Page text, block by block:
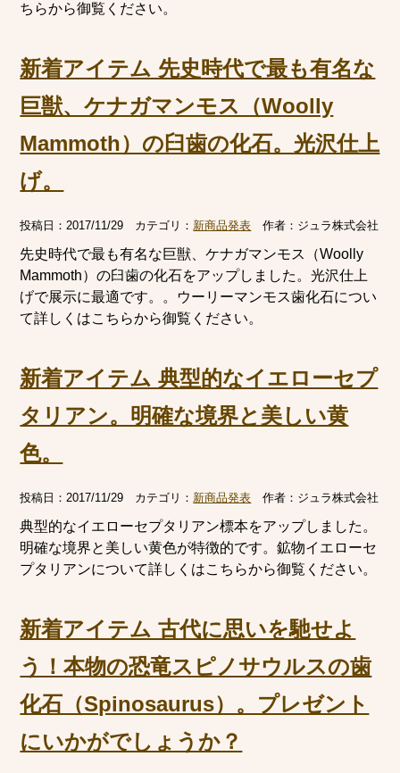
ちらから御覧ください。
新着アイテム 先史時代で最も有名な
巨獣、ケナガマンモス（Woolly
Mammoth）の臼歯の化石。光沢仕上
げ。
投稿日：2017/11/29 カテゴリ： 新商品発表 作者： ジュラ株式会社
先史時代で最も有名な巨獣、ケナガマンモス（Woolly
Mammoth）の臼歯の化石をアップしました。光沢仕上
げで展示に最適です。。ウーリーマンモス歯化石につい
て詳しくはこちらから御覧ください。
新着アイテム 典型的なイエローセプ
タリアン。明確な境界と美しい黄
色。
投稿日：2017/11/29 カテゴリ： 新商品発表 作者： ジュラ株式会社
典型的なイエローセプタリアン標本をアップしました。
明確な境界と美しい黄色が特徴的です。鉱物イエローセ
プタリアンについて詳しくはこちらから御覧ください。
新着アイテム 古代に思いを馳せよ
う！本物の恐竜スピノサウルスの歯
化石（Spinosaurus）。プレゼント
にいかがでしょうか？